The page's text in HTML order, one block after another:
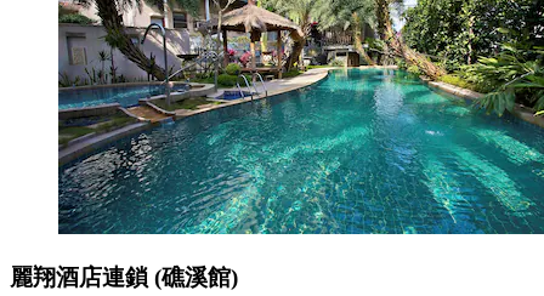
麗翔酒店連鎖 (礁溪館)